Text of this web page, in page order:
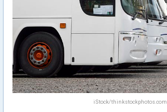
iStock/thinkstockphotos.com